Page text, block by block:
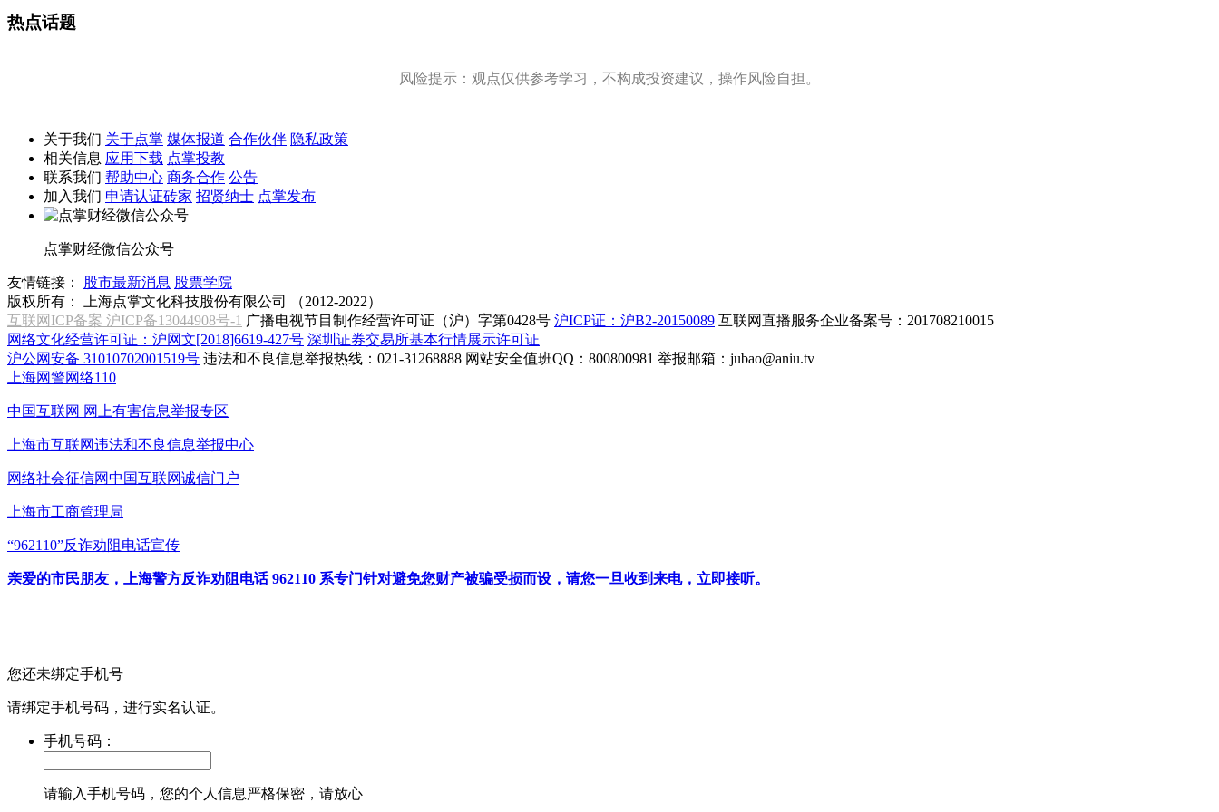
热点话题
风险提示：观点仅供参考学习，不构成投资建议，操作风险自担。
关于我们 关于点掌 媒体报道 合作伙伴 隐私政策
相关信息 应用下载 点掌投教
联系我们 帮助中心 商务合作 公告
加入我们 申请认证砖家 招贤纳士 点掌发布
点掌财经微信公众号
友情链接： 股市最新消息 股票学院
版权所有：
上海点掌文化科技股份有限公司 （2012-2022）
互联网ICP备案 沪ICP备13044908号-1 广播电视节目制作经营许可证（沪）字第0428号 沪ICP证：沪B2-20150089 互联网直播服务企业备案号：201708210015
网络文化经营许可证：沪网文[2018]6619-427号 深圳证券交易所基本行情展示许可证
沪公网安备 31010702001519号 违法和不良信息举报热线：021-31268888 网站安全值班QQ：800800981 举报邮箱： jubao@aniu.tv
上海网警网络110
中国互联网 网上有害信息举报专区
上海市互联网违法和不良信息举报中心
网络社会征信网中国互联网诚信门户
上海市工商管理局
“962110”反诈劝阻电话宣传
亲爱的市民朋友，上海警方反诈劝阻电话 962110 系专门针对避免您财产被骗受损而设，请您一旦收到来电，立即接听。
您还未绑定手机号
请绑定手机号码，进行实名认证。
手机号码：
请输入手机号码，您的个人信息严格保密，请放心